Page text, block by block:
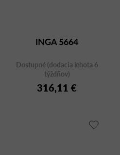
INGA 5664
Dostupné (dodacia lehota 6
týždňov)
316,11 €